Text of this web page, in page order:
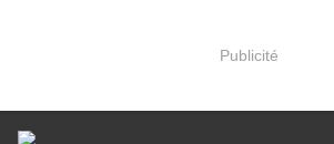
Publicité